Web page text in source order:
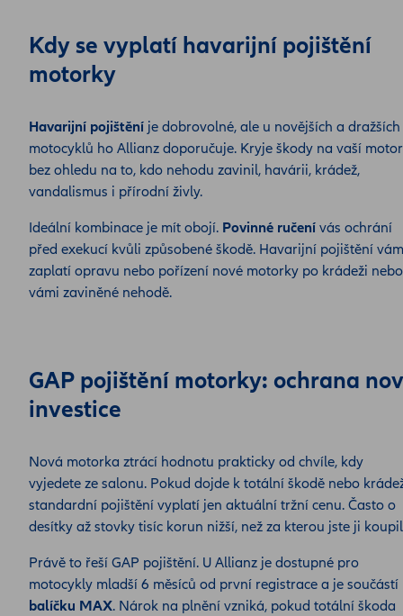
Kdy se vyplatí havarijní pojištění
motorky
Havarijní pojištění je dobrovolné, ale u novějších a dražších
motocyklů ho Allianz doporučuje. Kryje škody na vaší
bez ohledu na to, kdo nehodu zavinil, havárii, krádež,
vandalismus i přírodní živly.
Ideální kombinace je mít obojí. Povinné ručení vás ochrání
před exekucí kvůli způsobené škodě. Havarijní pojištění vám
zaplatí opravu nebo pořízení nové motorky po krádeži nebo
vámi zaviněné nehodě.
GAP pojištění motorky: ochrana
investice
Nová motorka ztrácí hodnotu prakticky od chvíle, kdy
vyjedete ze salonu. Pokud dojde k totální škodě nebo
standardní pojištění vyplatí jen aktuální tržní cenu. Často o
desítky až stovky tisíc korun nižší, než za kterou jste ji
Právě to řeší GAP pojištění. U Allianz je dostupné pro
motocykly mladší 6 měsíců od první registrace a je součástí
balíčku MAX. Nárok na plnění vzniká, pokud totální škoda